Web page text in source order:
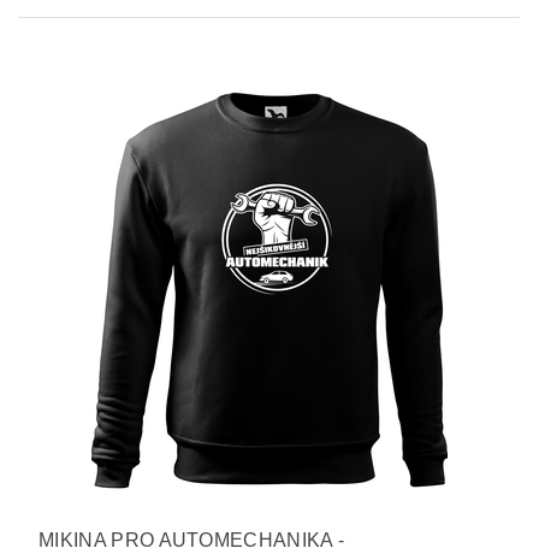
MIKINA PRO AUTOMECHANIKA -